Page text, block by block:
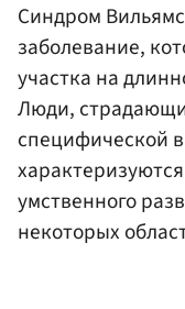
Синдром
заболевание,
участка на
Люди,
специфической
умственного
некоторых